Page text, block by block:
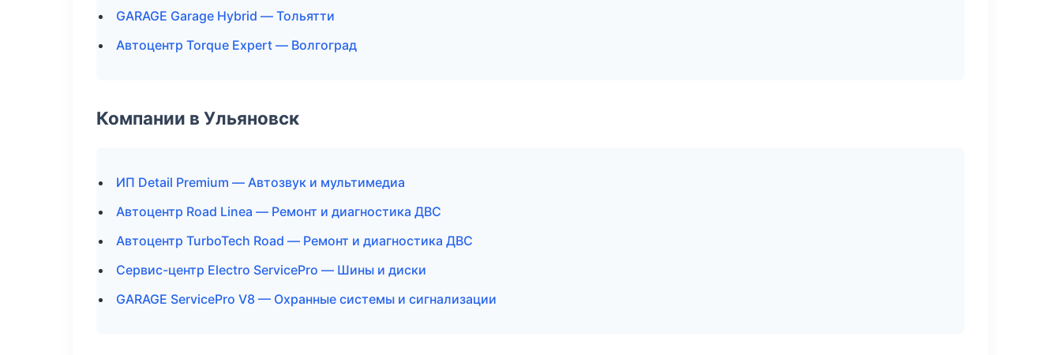
GARAGE Garage Hybrid — Тольятти
Автоцентр Torque Expert — Волгоград
Компании в Ульяновск
ИП Detail Premium — Автозвук и мультимедиа
Автоцентр Road Linea — Ремонт и диагностика ДВС
Автоцентр TurboTech Road — Ремонт и диагностика ДВС
Сервис-центр Electro ServicePro — Шины и диски
GARAGE ServicePro V8 — Охранные системы и сигнализации